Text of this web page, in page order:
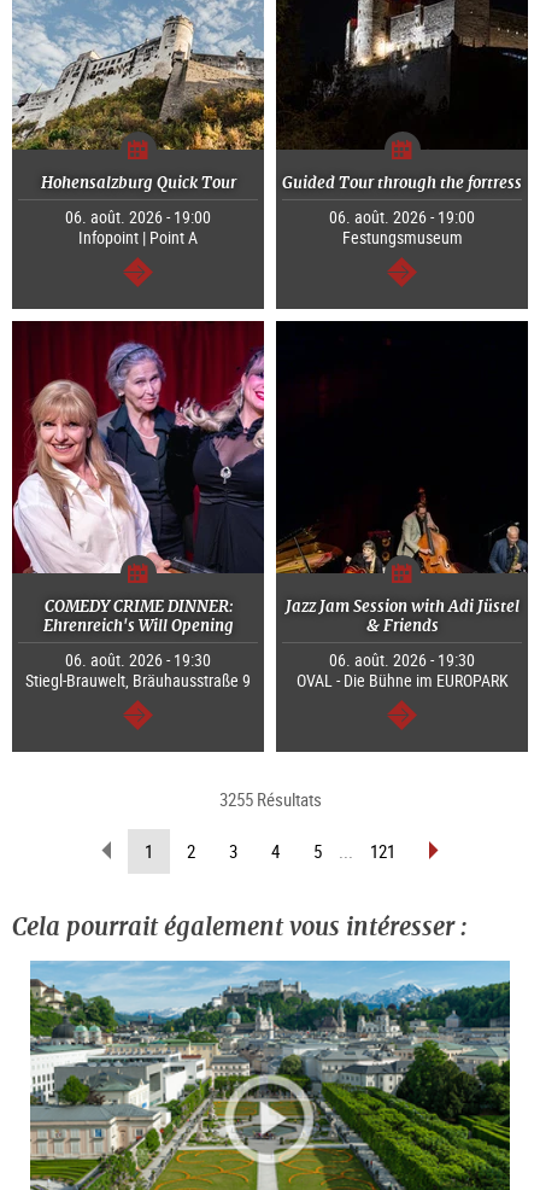
Hohensalzburg Quick Tour
06. août. 2026 - 19:00
Infopoint | Point A
Continuer
Guided Tour through the fortress
06. août. 2026 - 19:00
Festungsmuseum
Continuer
COMEDY CRIME DINNER:
Ehrenreich's Will Opening
06. août. 2026 - 19:30
Stiegl-Brauwelt, Bräuhausstraße 9
Continuer
Jazz Jam Session with Adi Jüstel
& Friends
06. août. 2026 - 19:30
OVAL - Die Bühne im EUROPARK
Continuer
3255 Résultats
Revenir
d’une
1 (Page
actuelle)
2 3 4 5 ... 121 Avancer
Cela pourrait également vous intéresser :